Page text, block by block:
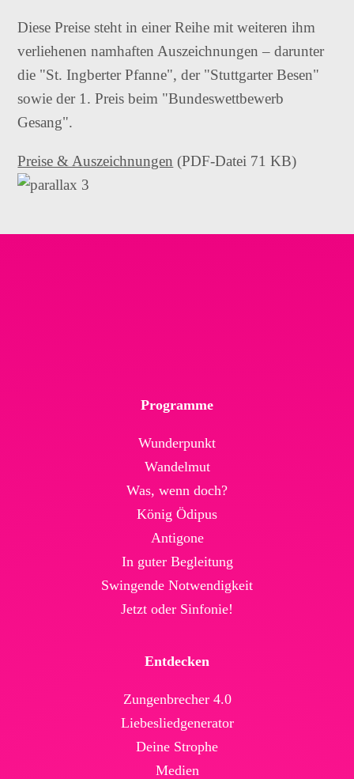
Diese Preise steht in einer Reihe mit weiteren ihm
verliehenen namhaften Auszeichnungen – darunter
die "St. Ingberter Pfanne", der "Stuttgarter Besen"
sowie der 1. Preis beim "Bundeswettbewerb
Gesang".
Preise & Auszeichnungen (PDF-Datei 71 KB)
Programme
Wunderpunkt
Wandelmut
Was, wenn doch?
König Ödipus
Antigone
In guter Begleitung
Swingende Not­wendig­keit
Jetzt oder Sinfonie!
Entdecken
Zungenbrecher 4.0
Liebesliedgenerator
Deine Strophe
Medien